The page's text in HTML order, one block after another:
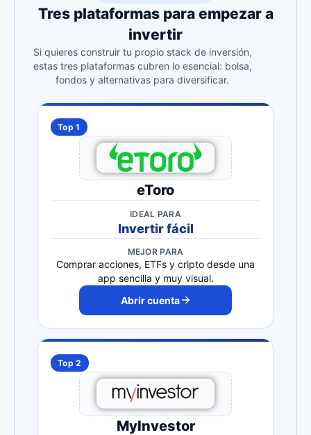
Tres plataformas para empezar a
invertir
Si quieres construir tu propio stack de inversión,
estas tres plataformas cubren lo esencial: bolsa,
fondos y alternativas para diversificar.
Top 1
eToro
IDEAL PARA
Invertir fácil
MEJOR PARA
Comprar acciones, ETFs y cripto desde una
app sencilla y muy visual.
Abrir cuenta
Top 2
MyInvestor